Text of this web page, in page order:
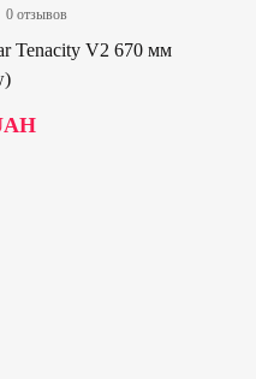
0 отзывов
Tenacity V2 670 мм